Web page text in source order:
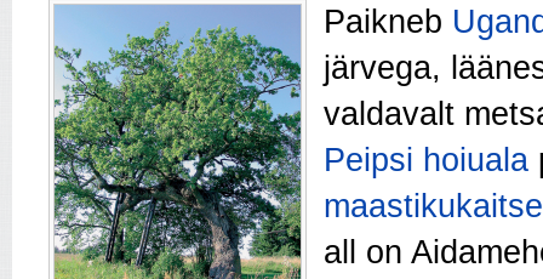
Paikneb
järvega,
valdavalt
Peipsi hoiuala
all on